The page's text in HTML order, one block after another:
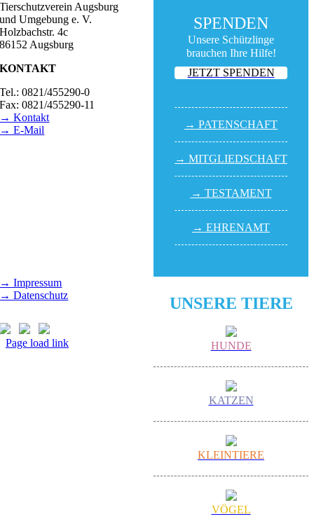
SPENDEN
Unsere Schützlinge
brauchen Ihre Hilfe!
JETZT SPENDEN
→ PATEN­SCHAFT
→ MITGLIED­SCHAFT
→ TESTA­MENT
→ EHREN­AMT
UNSERE TIERE
HUNDE
KATZEN
KLEINTIERE
VÖGEL
Tierschutzverein Augsburg
und Umgebung e. V.
Holzbachstr. 4c
86152 Augsburg
KONTAKT
Tel.: 0821/455290-0
Fax: 0821/455290-11
→ Kontakt
→ E-Mail
→ Impressum
→ Datenschutz
Page load link